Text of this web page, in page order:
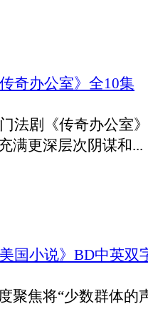
奇办公室》全10集
剧《传奇办公室
满更深层次阴谋和...
国小说》BD中英双
焦将“少数群体的